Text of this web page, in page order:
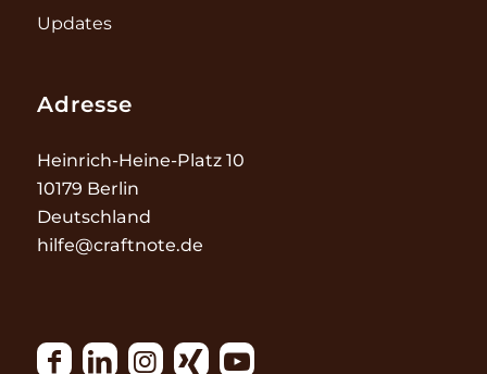
Updates
Adresse
Heinrich-Heine-Platz 10
10179 Berlin
Deutschland
hilfe@craftnote.de